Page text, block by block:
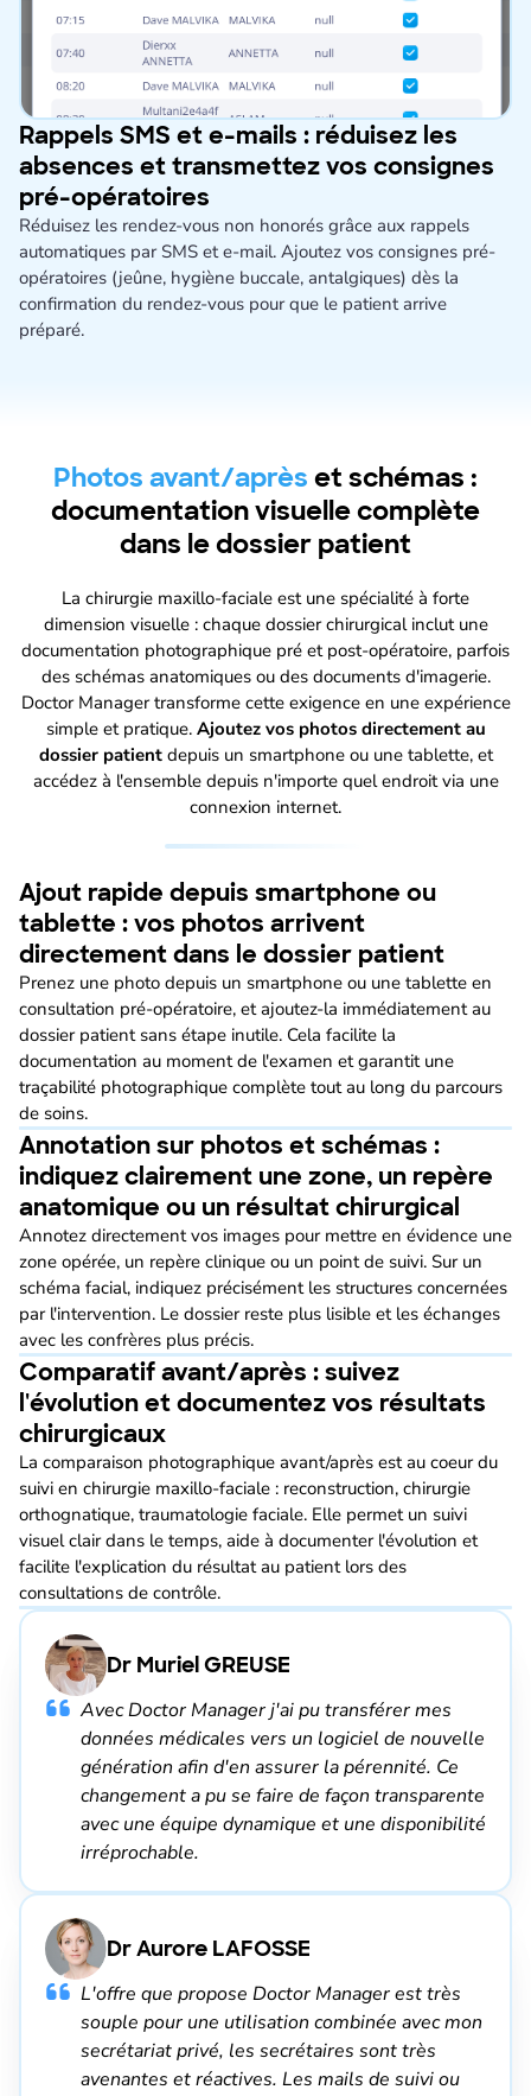
Rappels SMS et e-mails : réduisez les
absences et transmettez vos consignes
pré-opératoires
Réduisez les rendez-vous non honorés grâce aux rappels
automatiques par SMS et e-mail. Ajoutez vos consignes pré-
opératoires (jeûne, hygiène buccale, antalgiques) dès la
confirmation du rendez-vous pour que le patient arrive
préparé.
Photos avant/après et schémas :
documentation visuelle complète
dans le dossier patient
La chirurgie maxillo-faciale est une spécialité à forte
dimension visuelle : chaque dossier chirurgical inclut une
documentation photographique pré et post-opératoire, parfois
des schémas anatomiques ou des documents d'imagerie.
Doctor Manager transforme cette exigence en une expérience
simple et pratique. Ajoutez vos photos directement au
dossier patientdepuis un smartphone ou une tablette, et
accédez à l'ensemble depuis n'importe quel endroit via une
connexion internet.
Ajout rapide depuis smartphone ou
tablette : vos photos arrivent
directement dans le dossier patient
Prenez une photo depuis un smartphone ou une tablette en
consultation pré-opératoire, et ajoutez-la immédiatement au
dossier patient sans étape inutile. Cela facilite la
documentation au moment de l'examen et garantit une
traçabilité photographique complète tout au long du parcours
de soins.
Annotation sur photos et schémas :
indiquez clairement une zone, un repère
anatomique ou un résultat chirurgical
Annotez directement vos images pour mettre en évidence une
zone opérée, un repère clinique ou un point de suivi. Sur un
schéma facial, indiquez précisément les structures concernées
par l'intervention. Le dossier reste plus lisible et les échanges
avec les confrères plus précis.
Comparatif avant/après : suivez
l'évolution et documentez vos résultats
chirurgicaux
La comparaison photographique avant/après est au coeur du
suivi en chirurgie maxillo-faciale : reconstruction, chirurgie
orthognatique, traumatologie faciale. Elle permet un suivi
visuel clair dans le temps, aide à documenter l'évolution et
facilite l'explication du résultat au patient lors des
consultations de contrôle.
Dr Muriel GREUSE
Avec Doctor Manager j'ai pu transférer mes
données médicales vers un logiciel de nouvelle
génération afin d'en assurer la pérennité. Ce
changement a pu se faire de façon transparente
avec une équipe dynamique et une disponibilité
irréprochable.
Dr Aurore LAFOSSE
L'offre que propose Doctor Manager est très
souple pour une utilisation combinée avec mon
secrétariat privé, les secrétaires sont très
avenantes et réactives. Les mails de suivi ou